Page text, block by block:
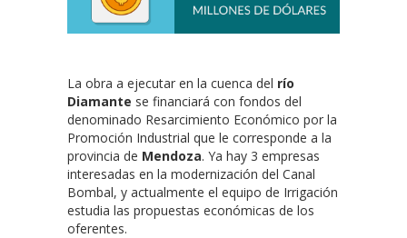
La obra a ejecutar en la cuenca del río
Diamante se financiará con fondos del
denominado Resarcimiento Económico por la
Promoción Industrial que le corresponde a la
provincia de Mendoza. Ya hay 3 empresas
interesadas en la modernización del Canal
Bombal, y actualmente el equipo de Irrigación
estudia las propuestas económicas de los
oferentes.